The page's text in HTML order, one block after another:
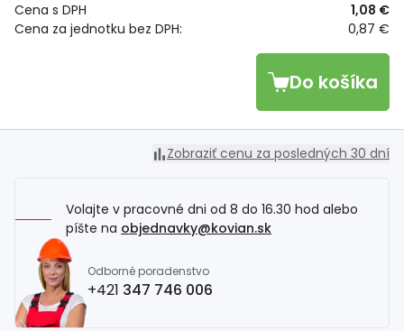
Cena za jednotku bez DPH: 0,87 €
Cena s DPH 1,08 €
Do košíka
Zobraziť cenu za posledných 30 dní
Volajte v pracovné dni od 8 do 16.30 hod alebo
píšte na objednavky@kovian.sk
Odborné poradenstvo
+421 347 746 006